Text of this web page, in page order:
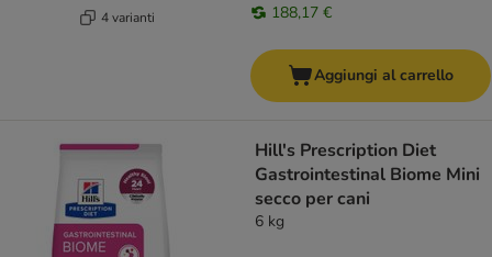
4 varianti 188,17 €
Aggiungi al carrello
Hill's Prescription Diet
Gastrointestinal Biome Mini
secco per cani
6 kg